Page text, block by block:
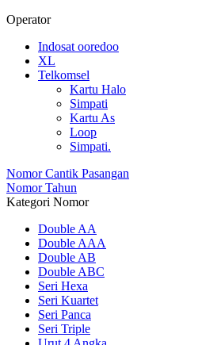
Operator
Indosat ooredoo
XL
Telkomsel
Kartu Halo
Simpati
Kartu As
Loop
Simpati.
Nomor Cantik Pasangan
Nomor Tahun
Kategori Nomor
Double AA
Double AAA
Double AB
Double ABC
Seri Hexa
Seri Kuartet
Seri Panca
Seri Triple